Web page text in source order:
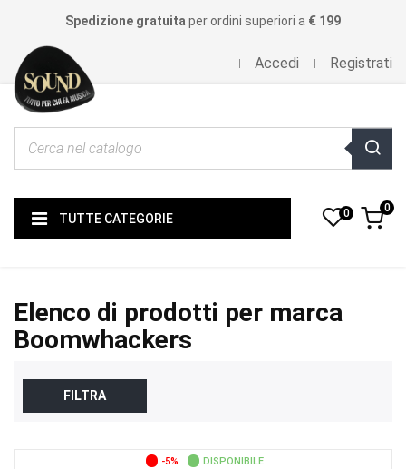
Spedizione gratuita per ordini superiori a € 199
Accedi Registrati
TUTTE CATEGORIE 0 0
Elenco di prodotti per marca
Boomwhackers
FILTRA
-5% DISPONIBILE